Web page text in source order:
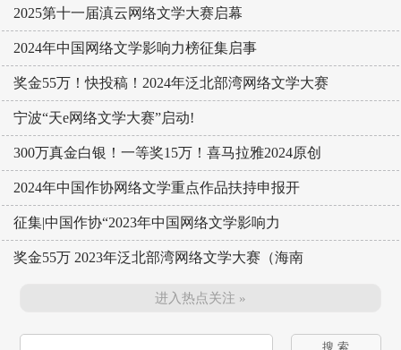
2025第十一届滇云网络文学大赛启幕
2024年中国网络文学影响力榜征集启事
奖金55万！快投稿！2024年泛北部湾网络文学大赛
宁波“天e网络文学大赛”启动!
300万真金白银！一等奖15万！喜马拉雅2024原创
2024年中国作协网络文学重点作品扶持申报开
征集|中国作协“2023年中国网络文学影响力
奖金55万 2023年泛北部湾网络文学大赛（海南
进入热点关注 »